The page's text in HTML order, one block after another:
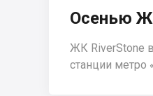
Осенью
ЖК RiverStone
станции метро